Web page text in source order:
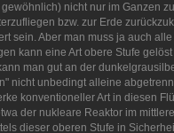
gewöhnlich) nicht nur im Ganzen
bzw. zur Erde
sein. Aber man muss ja auch
kann eine Art obere Stufe
man gut an der
nicht unbedingt alleine
konventioneller Art in diesen
der nukleare Reaktor im
dieser oberen Stufe in